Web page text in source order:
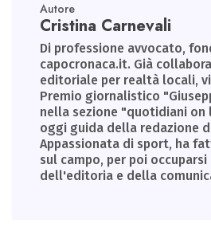
Autore
Cristina Carnevali
Di professione avvocato,
capocronaca.it. Già
editoriale per realtà locali,
Premio giornalistico
nella sezione "quotidiani on
oggi guida della redazione
Appassionata di sport, ha
sul campo, per poi occuparsi
dell'editoria e della